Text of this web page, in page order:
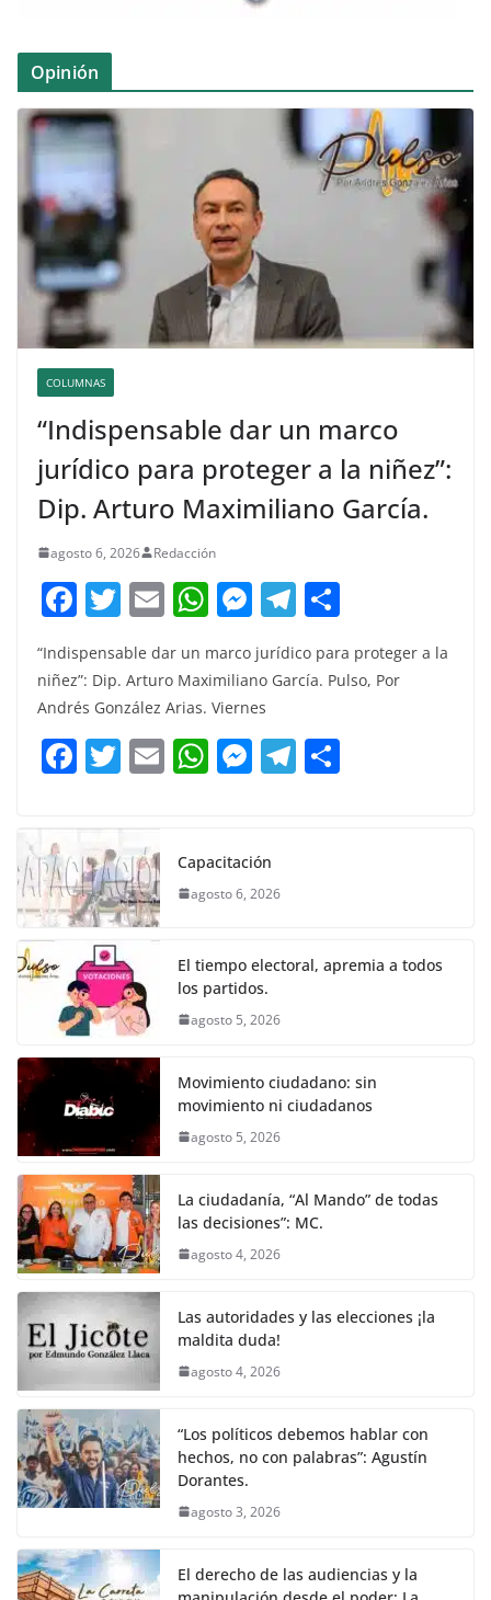
Opinión
COLUMNAS
“Indispensable dar un marco
jurídico para proteger a la niñez”:
Dip. Arturo Maximiliano García.
agosto 6, 2026 Redacción
F
c
e
b
o
k
T
itt
er
E
ai
l
W
at
s
A
p
M
ss
e
n
g
T
e
a
m
m
“Indispensable dar un marco jurídico para proteger a la
niñez”: Dip. Arturo Maximiliano García. Pulso, Por
Andrés González Arias. Viernes
F
c
e
b
o
o
k
T
itt
er
E W
s
A
p
M
e
n
er
T
Capacitación
agosto 6, 2026
El tiempo electoral, apremia a todos
los partidos.
agosto 5, 2026
Movimiento ciudadano: sin
movimiento ni ciudadanos
agosto 5, 2026
La ciudadanía, “Al Mando” de todas
las decisiones”: MC.
agosto 4, 2026
Las autoridades y las elecciones ¡la
maldita duda!
agosto 4, 2026
“Los políticos debemos hablar con
hechos, no con palabras”: Agustín
Dorantes.
agosto 3, 2026
El derecho de las audiencias y la